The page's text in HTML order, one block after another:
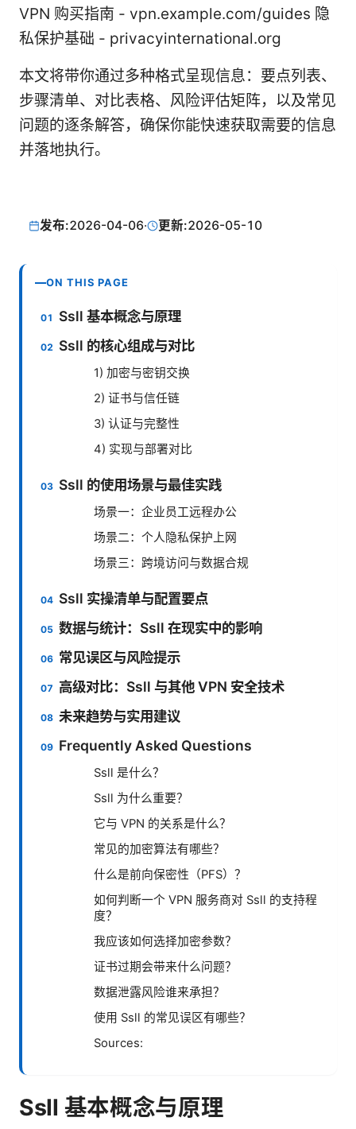
VPN 购买指南 - vpn.example.com/guides 隐
私保护基础 - privacyinternational.org
本文将带你通过多种格式呈现信息：要点列表、
步骤清单、对比表格、风险评估矩阵，以及常见
问题的逐条解答，确保你能快速获取需要的信息
并落地执行。
发布:2026-04-06· 更新:2026-05-10
ON THIS PAGE
Ssll 基本概念与原理
Ssll 的核心组成与对比
1) 加密与密钥交换
2) 证书与信任链
3) 认证与完整性
4) 实现与部署对比
Ssll 的使用场景与最佳实践
场景一：企业员工远程办公
场景二：个人隐私保护上网
场景三：跨境访问与数据合规
Ssll 实操清单与配置要点
数据与统计：Ssll 在现实中的影响
常见误区与风险提示
高级对比：Ssll 与其他 VPN 安全技术
未来趋势与实用建议
Frequently Asked Questions
Ssll 是什么？
Ssll 为什么重要？
它与 VPN 的关系是什么？
常见的加密算法有哪些？
什么是前向保密性（PFS）？
如何判断一个 VPN 服务商对 Ssll 的支持程
度？
我应该如何选择加密参数？
证书过期会带来什么问题？
数据泄露风险谁来承担？
使用 Ssll 的常见误区有哪些？
Sources:
Ssll 基本概念与原理